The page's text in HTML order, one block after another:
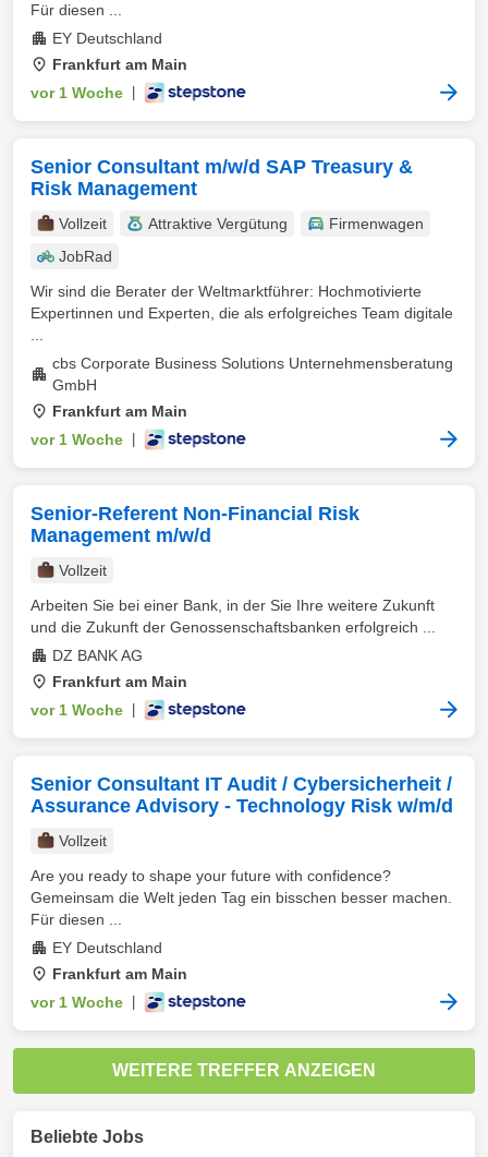
Für diesen ...
EY Deutschland
Frankfurt am Main
vor 1 Woche
Senior Consultant m/w/d SAP Treasury &
Risk Management
Vollzeit Attraktive Vergütung
Firmenwagen
JobRad
Wir sind die Berater der Weltmarktführer: Hochmotivierte
Expertinnen und Experten, die als erfolgreiches Team digitale
cbs Corporate Business Solutions Unternehmensberatung
GmbH
Frankfurt am Main
vor 1 Woche
Senior-Referent Non-Financial Risk
Management m/w/d
Vollzeit
Arbeiten Sie bei einer Bank, in der Sie Ihre weitere Zukunft
und die Zukunft der Genossenschaftsbanken erfolgreich ...
DZ BANK AG
Frankfurt am Main
vor 1 Woche
Senior Consultant IT Audit / Cybersicherheit /
Assurance Advisory - Technology Risk w/m/d
Vollzeit
Are you ready to shape your future with confidence?
Gemeinsam die Welt jeden Tag ein bisschen besser machen.
Für diesen ...
EY Deutschland
Frankfurt am Main
vor 1 Woche
WEITERE TREFFER ANZEIGEN
Beliebte Jobs